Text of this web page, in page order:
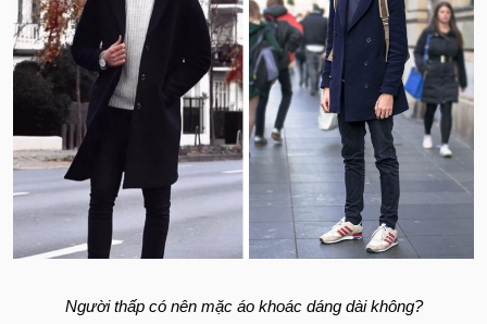
Người thấp có nên mặc áo khoác dáng dài không?